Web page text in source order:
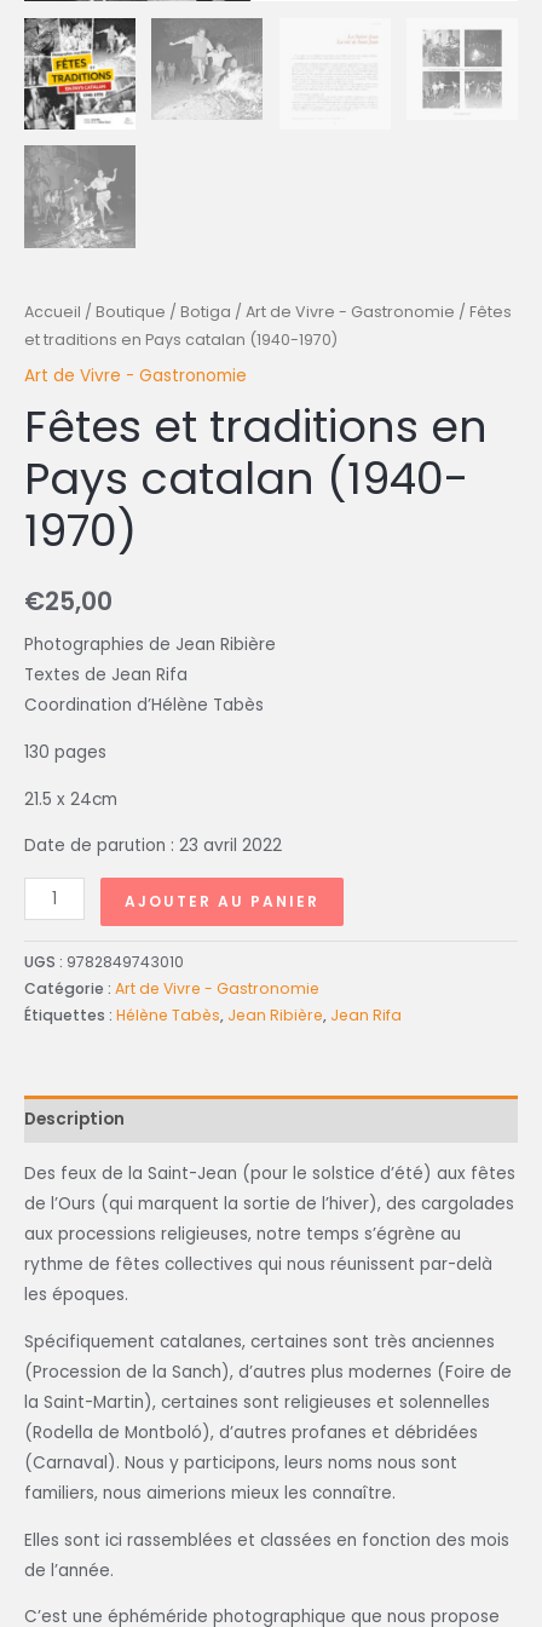
Accueil / Boutique / Botiga / Art de Vivre - Gastronomie / Fêtes
et traditions en Pays catalan (1940-1970)
Art de Vivre - Gastronomie
Fêtes et traditions en
Pays catalan (1940-
1970)
€25,00
Photographies de Jean Ribière
Textes de Jean Rifa
Coordination d’Hélène Tabès
130 pages
21.5 x 24cm
Date de parution : 23 avril 2022
AJOUTER AU PANIER
UGS : 9782849743010
Catégorie : Art de Vivre - Gastronomie
Étiquettes : Hélène Tabès, Jean Ribière, Jean Rifa
Description
Des feux de la Saint-Jean (pour le solstice d’été) aux fêtes
de l’Ours (qui marquent la sortie de l’hiver), des cargolades
aux processions religieuses, notre temps s’égrène au
rythme de fêtes collectives qui nous réunissent par-delà
les époques.
Spécifiquement catalanes, certaines sont très anciennes
(Procession de la Sanch), d’autres plus modernes (Foire de
la Saint-Martin), certaines sont religieuses et solennelles
(Rodella de Montboló), d’autres profanes et débridées
(Carnaval). Nous y participons, leurs noms nous sont
familiers, nous aimerions mieux les connaître.
Elles sont ici rassemblées et classées en fonction des mois
de l’année.
C’est une éphéméride photographique que nous propose